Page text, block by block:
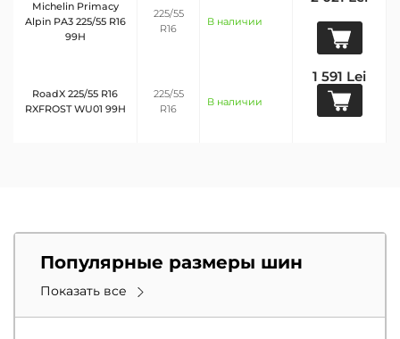
Michelin Primacy
Alpin PA3 225/55 R16
99H
225/55
R16
В наличии
RoadX 225/55 R16
RXFROST WU01 99H
225/55
R16
В наличии
1 591 Lei
Популярные размеры шин
Показать все